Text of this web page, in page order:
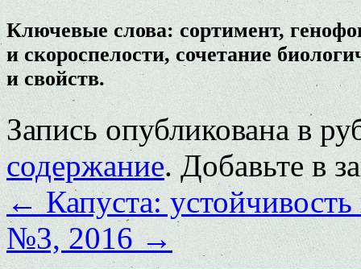
Ключевые слова: сортимент,
и скороспелости, сочетание
и свойств.
Запись опубликована в
содержание. Добавьте в
←Капуста: устойчивость
№3, 2016→